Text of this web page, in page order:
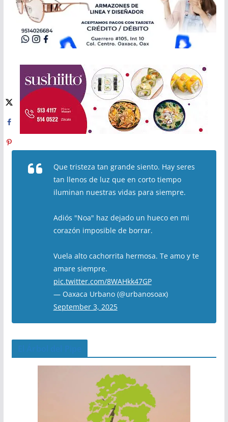
Que tristeza tan grande siento. Hay seres
tan llenos de luz que en corto tiempo
iluminan nuestras vidas para siempre.
Adiós "Noa" haz dejado un hueco en mi
corazón imposible de borrar.
Vuela alto cachorrita hermosa. Te amo y te
amare siempre.
pic.twitter.com/8WAHkk47GP
— Oaxaca Urbano (@urbanosoax)
September 3, 2025